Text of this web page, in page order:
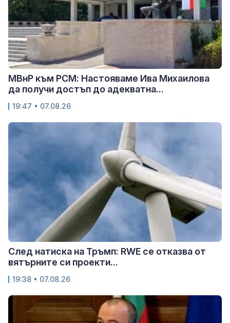
МВнР към РСМ: Настояваме Ива Михаилова
да получи достъп до адекватна...
19:47 • 07.08.26
След натиска на Тръмп: RWE се отказва от
вятърните си проекти...
19:38 • 07.08.26